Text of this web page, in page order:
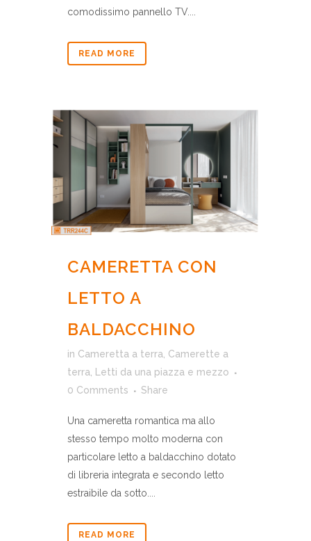
comodissimo pannello TV....
READ MORE
CAMERETTA CON
LETTO A
BALDACCHINO
in Cameretta a terra, Camerette a
terra, Letti da una piazza e mezzo
0 Comments
Share
Una cameretta romantica ma allo
stesso tempo molto moderna con
particolare letto a baldacchino dotato
di libreria integrata e secondo letto
estraibile da sotto....
READ MORE